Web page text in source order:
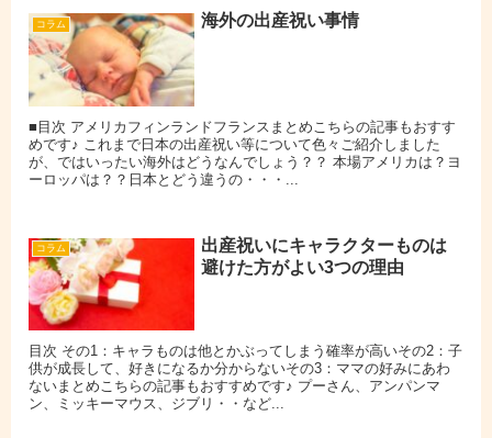
コラム 海外の出産祝い事情
■目次 アメリカフィンランドフランスまとめこちらの記事もおすす
めです♪ これまで日本の出産祝い等について色々ご紹介しました
が、ではいったい海外はどうなんでしょう？？ 本場アメリカは？ヨ
ーロッパは？？日本とどう違うの・・・...
コラム
出産祝いにキャラクターものは
避けた方がよい3つの理由
目次 その1：キャラものは他とかぶってしまう確率が高いその2：子
供が成長して、好きになるか分からないその3：ママの好みにあわ
ないまとめこちらの記事もおすすめです♪ プーさん、アンパンマ
ン、ミッキーマウス、ジブリ・・など...